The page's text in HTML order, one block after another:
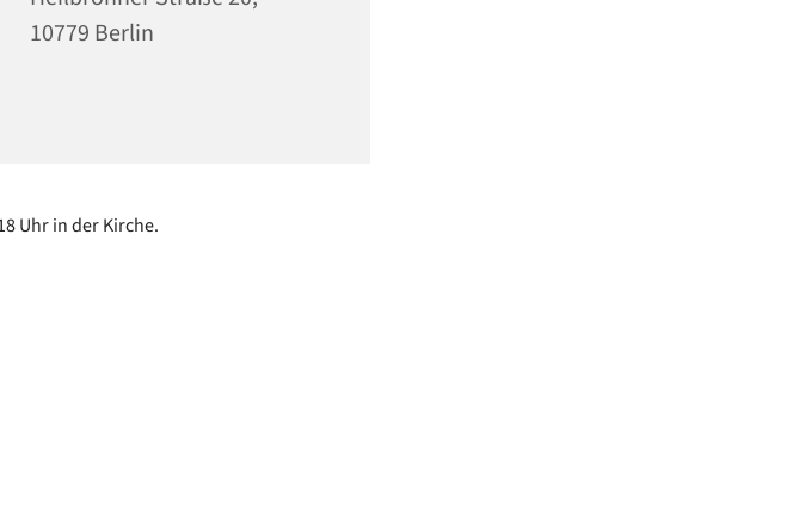
10779 Berlin
Uhr in der Kirche.